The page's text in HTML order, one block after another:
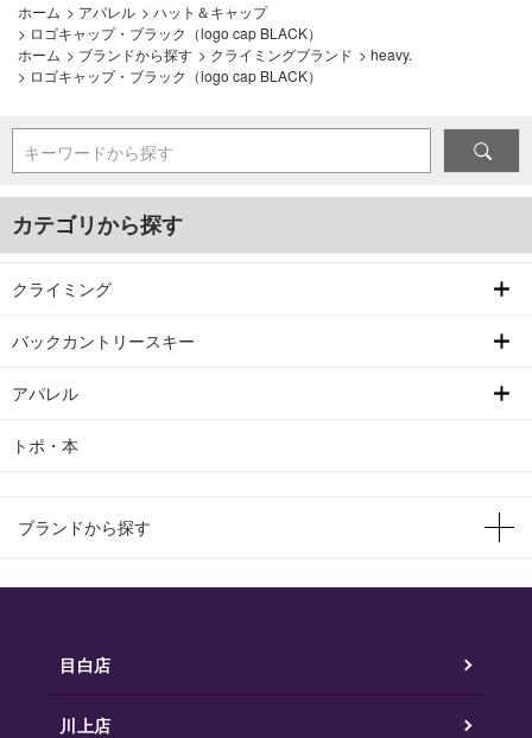
ホーム > アパレル > ハット＆キャップ
> ロゴキャップ・ブラック（logo cap BLACK）
ホーム > ブランドから探す > クライミングブランド > heavy.
> ロゴキャップ・ブラック（logo cap BLACK）
キーワードから探す
カテゴリから探す
クライミング
バックカントリースキー
アパレル
トポ・本
ブランドから探す
目白店
川上店